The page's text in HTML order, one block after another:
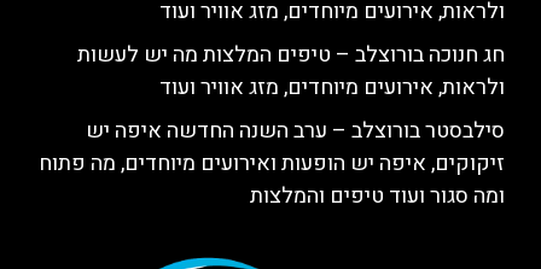
ולראות, אירועים מיוחדים, מזג אוויר ועוד
חג חנוכה בורוצלב – טיפים המלצות מה יש לעשות
ולראות, אירועים מיוחדים, מזג אוויר ועוד
סילבסטר בורוצלב – ערב השנה החדשה איפה יש
זיקוקים, איפה יש הופעות ואירועים מיוחדים, מה פתוח
ומה סגור ועוד טיפים והמלצות